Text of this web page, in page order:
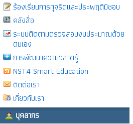
ร้องเรียนการทุจริตและประพฤติมิชอบ
คลังสื่อ
ระบบติดตามตรวจสอบงบประมาณด้วย
ตนเอง
การพัฒนาความฉลาดรู้
NST4 Smart Education
ติดต่อเรา
เกี่ยวกับเรา
บุคลากร